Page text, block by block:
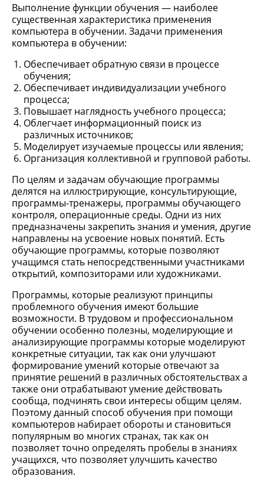
Выполнение функции обучения — наиболее
существенная характеристика применения
компьютера в обучении. Задачи применения
компьютера в обучении:
Обеспечивает обратную связи в процессе
обучения;
Обеспечивает индивидуализации учебного
процесса;
Повышает наглядность учебного процесса;
Облегчает информационный поиск из
различных источников;
Моделирует изучаемые процессы или явления;
Организация коллективной и групповой работы.
По целям и задачам обучающие программы
делятся на иллюстрирующие, консультирующие,
программы-тренажеры, программы обучающего
контроля, операционные среды. Одни из них
предназначены закрепить знания и умения, другие
направлены на усвоение новых понятий. Есть
обучающие программы, которые позволяют
учащимся стать непосредственными участниками
открытий, композиторами или художниками.
Программы, которые реализуют принципы
проблемного обучения имеют большие
возможности. В трудовом и профессиональном
обучении особенно полезны, моделирующие и
анализирующие программы которые моделируют
конкретные ситуации, так как они улучшают
формирование умений которые отвечают за
принятие решений в различных обстоятельствах а
также они отрабатывают умение действовать
сообща, подчинять свои интересы общим целям.
Поэтому данный способ обучения при помощи
компьютеров набирает обороты и становиться
популярным во многих странах, так как он
позволяет точно определять пробелы в знаниях
учащихся, что позволяет улучшить качество
образования.